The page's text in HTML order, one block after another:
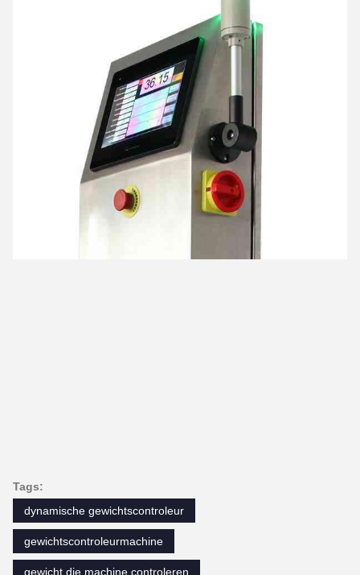
Tags:
dynamische gewichtscontroleur
gewichtscontroleurmachine
gewicht die machine controleren